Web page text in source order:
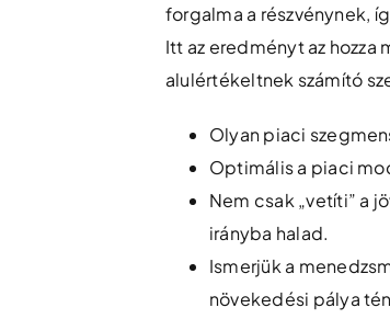
forgalma a részvénynek,
Itt az eredményt az
alulértékeltnek számító
Olyan piaci
Optimális a piaci
Nem csak „vetíti” a
irányba halad.
Ismerjük a
növekedési pálya